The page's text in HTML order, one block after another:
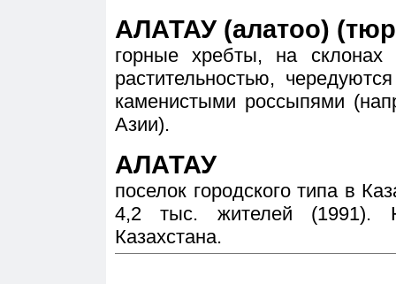
АЛАТАУ (алатоо)
горные хребты, на склонах
растительностью,
каменистыми россыпями
Азии).
АЛАТАУ
поселок городского типа в
4,2 тыс. жителей
Казахстана.